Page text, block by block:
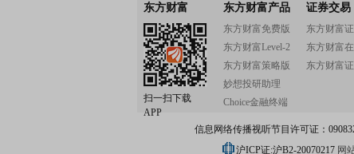
东方财富
扫一扫下载
APP
东方财富产品
东方财富免费版
东方财富Level-2
东方财富策略版
妙想投研助理
Choice金融终端
证券交易
东方财富
东方财富
东方财富
信息网络传播视听节目许可证：
沪ICP证:沪B2-20070217 网